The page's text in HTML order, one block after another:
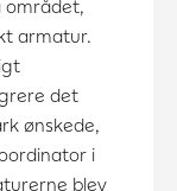
området,
armatur.
det
ønskede,
i
blev